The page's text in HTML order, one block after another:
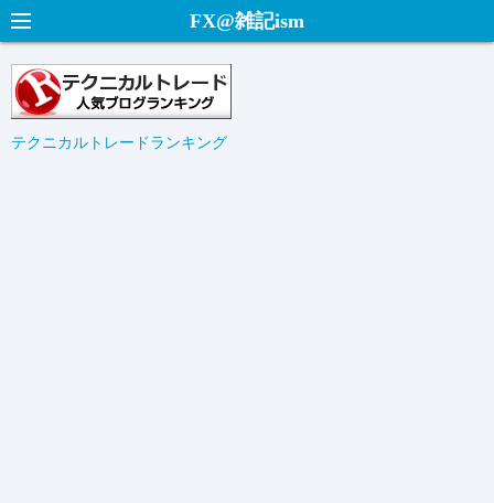
コ
ン
テ
ン
へ
FX@雑記ism
テクニカルトレードランキング